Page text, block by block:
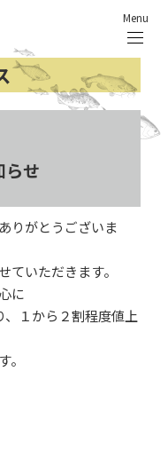
Menu
らせ
りがとうございま
ていただきます。
に
１から２割程度値上
。